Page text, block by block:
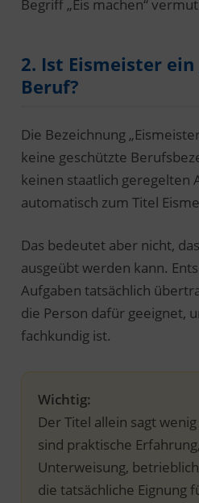
Begriff „Eis machen“
2. Ist Eismeister
Beruf?
Die Bezeichnung
keine geschützte
keinen staatlich geregelten
automatisch zum Titel
Das bedeutet aber nicht,
ausgeübt werden kann.
Aufgaben tatsächlich
die Person dafür geeignet,
fachkundig ist.
Wichtig:
Der Titel allein sagt
sind praktische
Unterweisung,
die tatsächliche Eignung